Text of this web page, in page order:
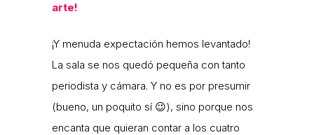
arte!
¡Y menuda expectación hemos levantado!
La sala se nos quedó pequeña con tanto
periodista y cámara. Y no es por presumir
(bueno, un poquito sí 😉), sino porque nos
encanta que quieran contar a los cuatro